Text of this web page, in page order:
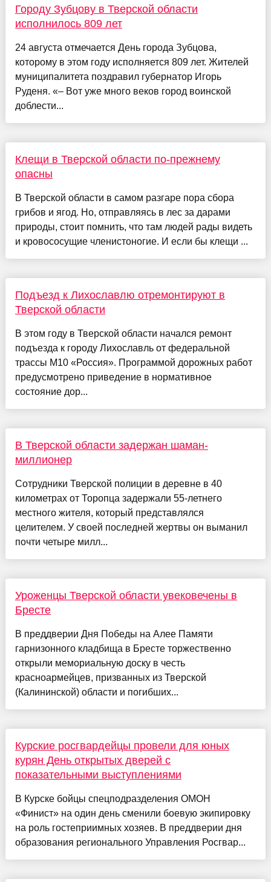
Городу Зубцову в Тверской области
исполнилось 809 лет
24 августа отмечается День города Зубцова,
которому в этом году исполняется 809 лет. Жителей
муниципалитета поздравил губернатор Игорь
Руденя. «– Вот уже много веков город воинской
доблести...
Клещи в Тверской области по-прежнему
опасны
В Тверской области в самом разгаре пора сбора
грибов и ягод. Но, отправляясь в лес за дарами
природы, стоит помнить, что там людей рады видеть
и кровососущие членистоногие. И если бы клещи ...
Подъезд к Лихославлю отремонтируют в
Тверской области
В этом году в Тверской области начался ремонт
подъезда к городу Лихославль от федеральной
трассы М10 «Россия». Программой дорожных работ
предусмотрено приведение в нормативное
состояние дор...
В Тверской области задержан шаман-
миллионер
Сотрудники Тверской полиции в деревне в 40
километрах от Торопца задержали 55-летнего
местного жителя, который представлялся
целителем. У своей последней жертвы он выманил
почти четыре милл...
Уроженцы Тверской области увековечены в
Бресте
В преддверии Дня Победы на Алее Памяти
гарнизонного кладбища в Бресте торжественно
открыли мемориальную доску в честь
красноармейцев, призванных из Тверской
(Калининской) области и погибших...
Курские росгвардейцы провели для юных
курян День открытых дверей с
показательными выступлениями
В Курске бойцы спецподразделения ОМОН
«Финист» на один день сменили боевую экипировку
на роль гостеприимных хозяев. В преддверии дня
образования регионального Управления Росгвар...